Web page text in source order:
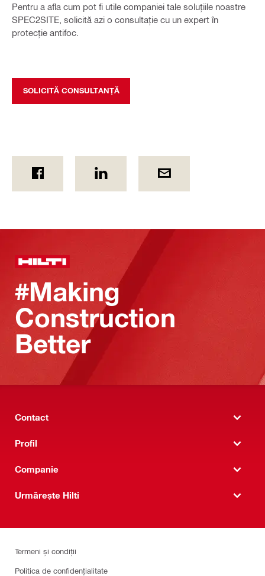
Pentru a afla cum pot fi utile companiei tale soluțiile noastre
SPEC2SITE, solicită azi o consultație cu un expert în
protecție antifoc.
SOLICITĂ CONSULTANȚĂ
#Making
Construction
Better
Contact
Profil
Companie
Urmărește Hilti
Termeni și condiții
Politica de confidențialitate